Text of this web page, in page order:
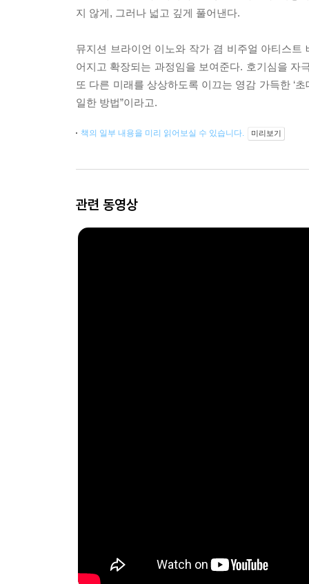
지 않게, 그러나 넓고 깊게 풀어낸다.
뮤지션 브라이언 이노와 작가 겸 비주얼 아티스
어지고 확장되는 과정임을 보여준다. 호기심을 자
또 다른 미래를 상상하도록 이끄는 영감 가득한 ‘
일한 방법”이라고.
책의 일부 내용을 미리 읽어보실 수 있습니다. 미리보기
관련 동영상